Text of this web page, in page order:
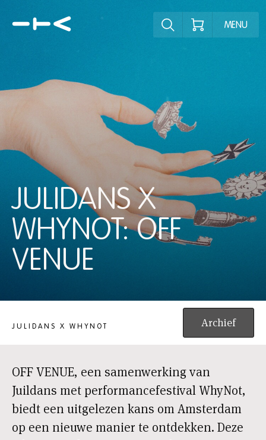
Ontdek het
MENU
JULIDANS X
WHYNOT: OFF
VENUE
JULIDANS X WHYNOT Archief
OFF VENUE, een samenwerking van
Juildans met performancefestival WhyNot,
biedt een uitgelezen kans om Amsterdam
op een nieuwe manier te ontdekken. Deze